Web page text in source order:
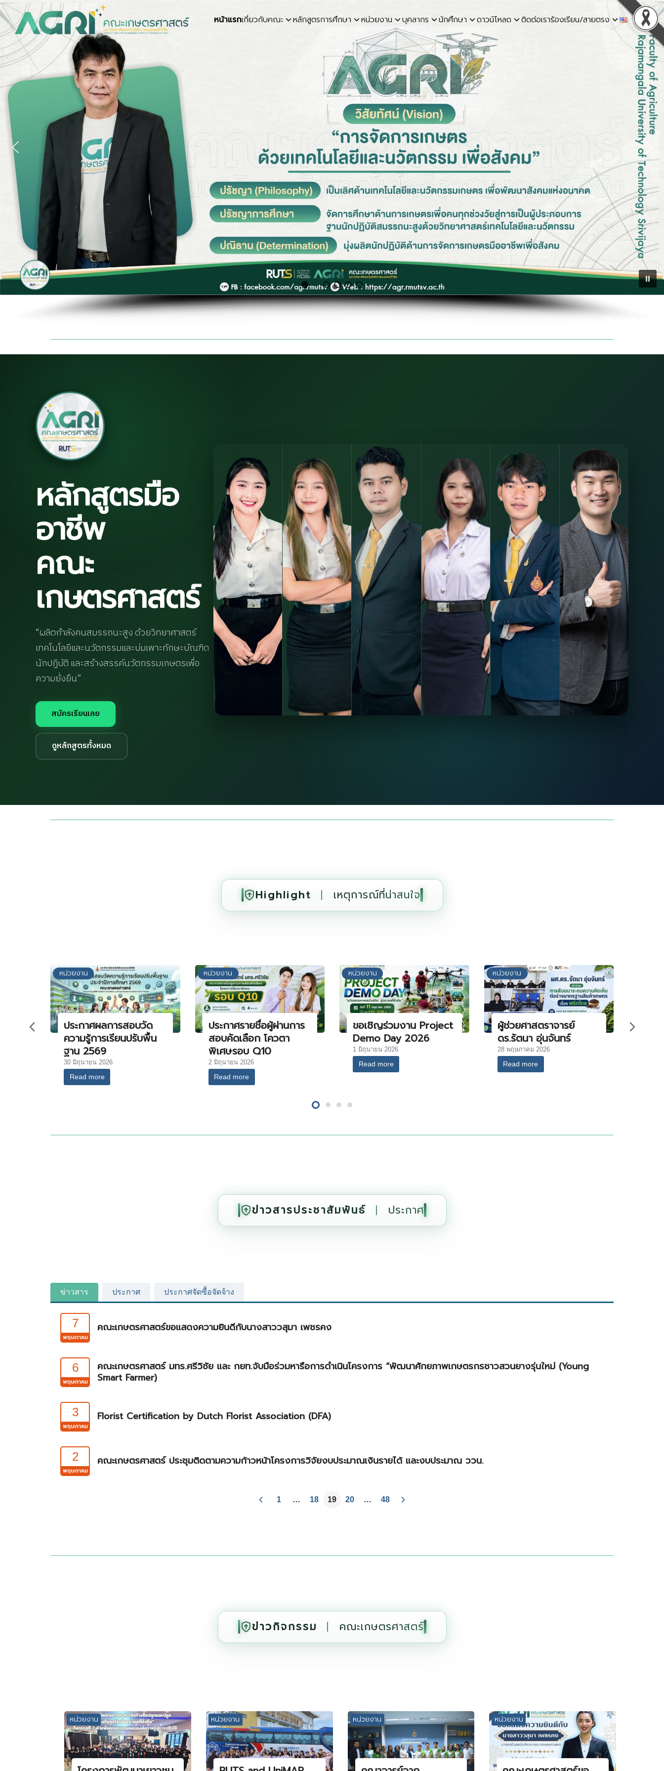
Skip
to
content
หน้าแรกเกี่ยวกับคณะ หลักสูตรการศึกษา หน่วยงาน บุคลากร นักศึกษา ดาวน์โหลด ติดต่อเราร้องเรียน/สายตรง
หลักสูตรมือ
อาชีพ
คณะ
เกษตรศาสตร์
“ผลิตกำลังคนสมรรถนะสูง ด้วยวิทยาศาสตร์
เทคโนโลยีและนวัตกรรมและบ่มเพาะทักษะบัณฑิต
นักปฏิบัติ และสร้างสรรค์นวัตกรรมเกษตรเพื่อ
ความยั่งยืน”
สมัครเรียนเลย
ดูหลักสูตรทั้งหมด
Highlight | เหตุการณ์ที่น่าสนใจ
หน่วยงาน
ประกาศผลการสอบวัด
ความรู้การเรียนปรับพื้น
ฐาน 2569
30 มิถุนายน 2026
Read more
หน่วยงาน
ประกาศรายชื่อผู้ผ่านการ
สอบคัดเลือก โควตา
พิเศษรอบ Q10
2 มิถุนายน 2026
Read more
หน่วยงาน
ขอเชิญร่วมงาน Project
Demo Day 2026
1 มิถุนายน 2026
Read more
หน่วยงาน
ผู้ช่วยศาสตราจารย์
ดร.รัตนา อุ่นจันทร์
28 พฤษภาคม 2026
Read more
ข่าวสารประชาสัมพันธ์ | ประกาศ
ข่าวสาร ประกาศ ประกาศจัดซื้อจัดจ้าง
7
พฤษภาคม
คณะเกษตรศาสตร์ขอแสดงความยินดีกับนางสาววสุมา เพชรคง
6
พฤษภาคม
คณะเกษตรศาสตร์ มทร.ศรีวิชัย และ กยท.จับมือร่วมหารือการดำเนินโครงการ “พัฒนาศักยภาพเกษตรกรชาวสวนยางรุ่นใหม่ (Young
Smart Farmer)
3
พฤษภาคม
Florist Certification by Dutch Florist Association (DFA)
2
พฤษภาคม
คณะเกษตรศาสตร์ ประชุมติดตามความก้าวหน้าโครงการวิจัยงบประมาณเงินรายได้ และงบประมาณ ววน.
1 … 18 19 20 … 48
ข่าวกิจกรรม | คณะเกษตรศาสตร์
หน่วยงาน หน่วยงาน หน่วยงาน หน่วยงาน